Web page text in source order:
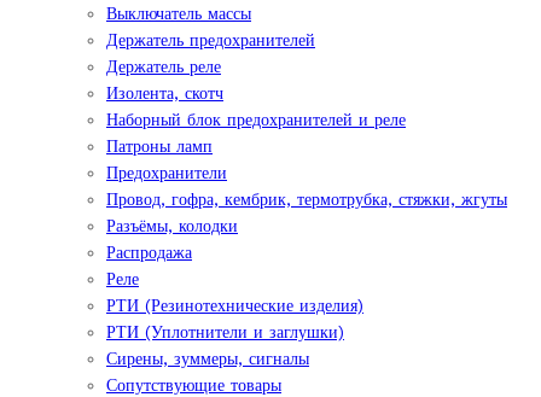
Выключатель массы
Держатель предохранителей
Держатель реле
Изолента, скотч
Наборный блок предохранителей и реле
Патроны ламп
Предохранители
Провод, гофра, кембрик, термотрубка, стяжки, жгуты
Разъёмы, колодки
Распродажа
Реле
РТИ (Резинотехнические изделия)
РТИ (Уплотнители и заглушки)
Сирены, зуммеры, сигналы
Сопутствующие товары